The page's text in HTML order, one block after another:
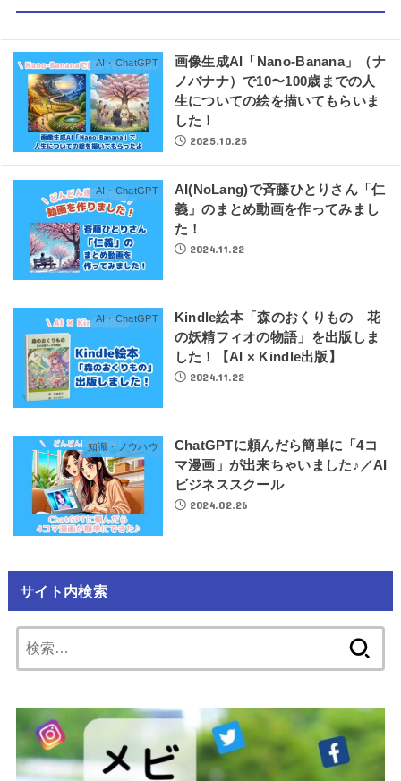
AI・ChatGPT
画像生成AI「Nano-Banana」（ナ
ノバナナ）で10〜100歳までの人
生についての絵を描いてもらいま
した！
2025.10.25
AI・ChatGPT
AI(NoLang)で斉藤ひとりさん「仁
義」のまとめ動画を作ってみまし
た！
2024.11.22
AI・ChatGPT
Kindle絵本「森のおくりもの 花
の妖精フィオの物語」を出版しま
した！【AI × Kindle出版】
2024.11.22
知識・ノウハウ
ChatGPTに頼んだら簡単に「4コ
マ漫画」が出来ちゃいました♪／AI
ビジネススクール
2024.02.26
サイト内検索
索: